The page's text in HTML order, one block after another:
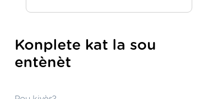
Konplete kat la sou
entènèt